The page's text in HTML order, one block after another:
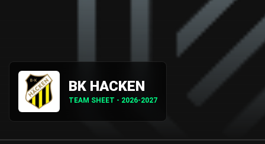
BK HACKEN
TEAM SHEET - 2026-2027